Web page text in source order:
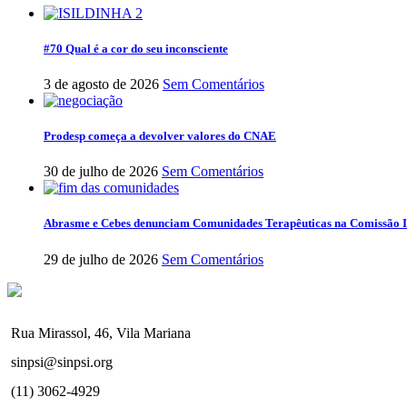
#70 Qual é a cor do seu inconsciente
3 de agosto de 2026 Sem Comentários
Prodesp começa a devolver valores do CNAE
30 de julho de 2026 Sem Comentários
Abrasme e Cebes denunciam Comunidades Terapêuticas na
29 de julho de 2026 Sem Comentários
Rua Mirassol, 46, Vila Mariana
sinpsi@sinpsi.org
(11) 3062-4929